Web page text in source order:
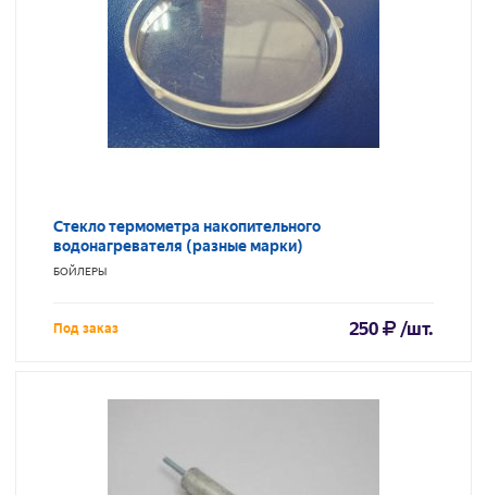
Стекло термометра накопительного
водонагревателя (разные марки)
БОЙЛЕРЫ
Под заказ 250 /шт.